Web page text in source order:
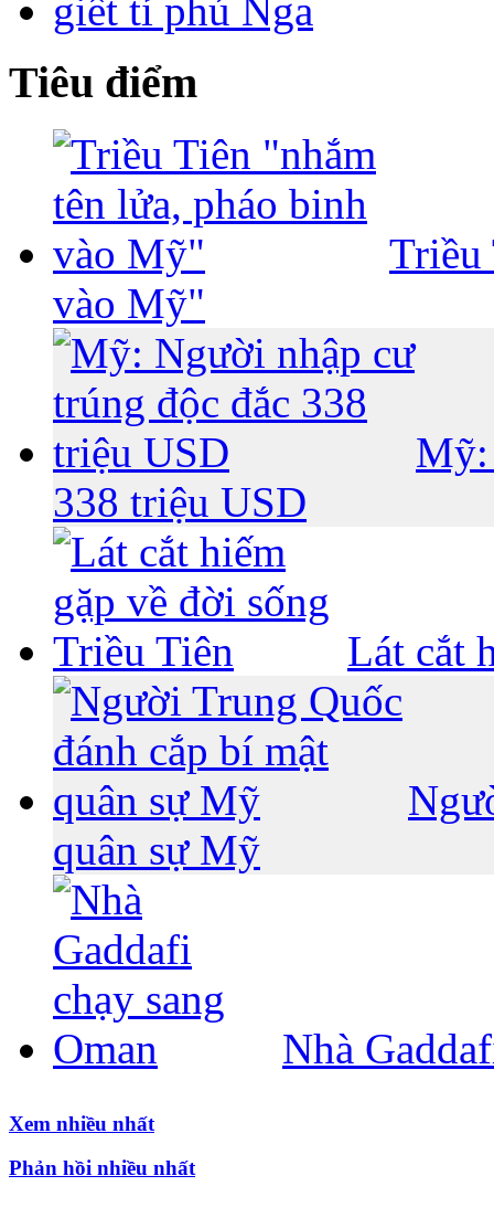
Tiêu điểm
Triều
vào Mỹ"
Mỹ:
338 triệu USD
Lát cắt
quân sự Mỹ
Nhà
Xem nhiều nhất
Phản hồi nhiều nhất